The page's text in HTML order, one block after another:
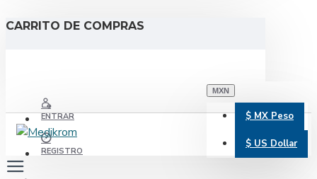
CARRITO DE COMPRAS
ENTRAR
REGISTRO
MXN
$ MX Peso
$ US Dollar